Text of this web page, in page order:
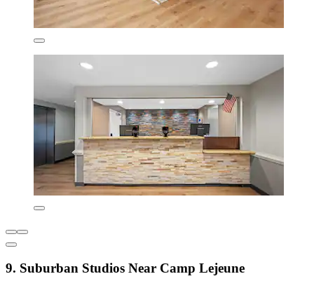
9. Suburban Studios Near Camp Lejeune